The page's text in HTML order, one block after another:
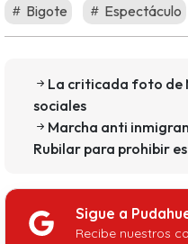
Bigote Espectáculo
La criticada foto de
sociales
Marcha anti
Rubilar para prohibir
Sigue a
Recibe nuestros